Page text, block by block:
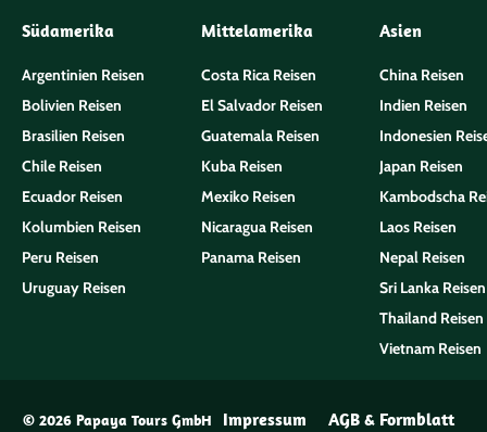
Südamerika
Argentinien Reisen
Bolivien Reisen
Brasilien Reisen
Chile Reisen
Ecuador Reisen
Kolumbien Reisen
Peru Reisen
Uruguay Reisen
Mittelamerika
Costa Rica Reisen
El Salvador Reisen
Guatemala Reisen
Kuba Reisen
Mexiko Reisen
Nicaragua Reisen
Panama Reisen
Asien
China Reisen
Indien Reisen
Indonesien
Japan Reisen
Kambodscha
Laos Reisen
Nepal Reisen
Sri Lanka Reisen
Thailand Reisen
Vietnam Reisen
© 2026 Papaya Tours GmbH Impressum
AGB & Formblatt